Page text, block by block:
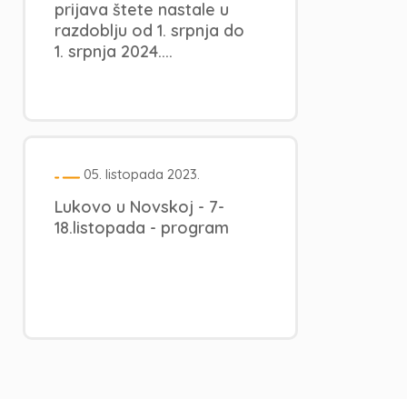
prijava štete nastale u
razdoblju od 1. srpnja do
1. srpnja 2024....
05. listopada 2023.
Lukovo u Novskoj - 7-
18.listopada - program